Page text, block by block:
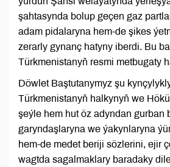
şahtasynda bolup geçen gaz
adam pidalaryna hem-de şikes
zerarly gynanç hatyny iberdi. Bu
Türkmenistanyň resmi metbugaty
Döwlet Baştutanymyz şu
Türkmenistanyň halkynyň we
şeýle hem hut öz adyndan gurban
garyndaşlaryna we ýakynlaryna
hem-de medet beriji sözlerini, ejir
wagtda sagalmaklary baradaky